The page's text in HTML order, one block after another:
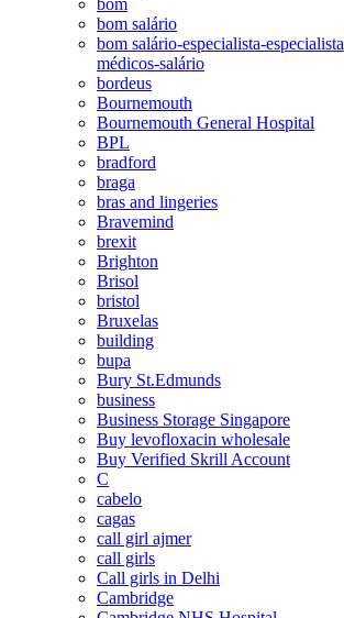
bom salário
bom salário-especialista-
médicos-salário
bordeus
Bournemouth
Bournemouth General Hospital
BPL
bradford
braga
bras and lingeries
Bravemind
brexit
Brighton
Brisol
bristol
Bruxelas
building
bupa
Bury St.Edmunds
business
Business Storage Singapore
Buy levofloxacin wholesale
Buy Verified Skrill Account
C
cabelo
cagas
call girl ajmer
call girls
Call girls in Delhi
Cambridge